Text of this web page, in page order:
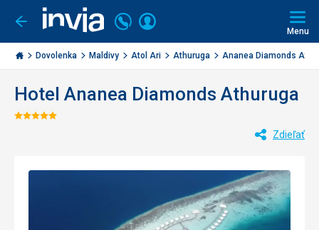
Ísť
späť
Invia.sk
Volajte
+421
2
3221
Prihlásiť
Menu
Dovolenka Maldivy Atol Ari Athuruga Ananea Diamonds
Hotel Ananea Diamonds Athuruga
Hodnotenie:
Zdieľať